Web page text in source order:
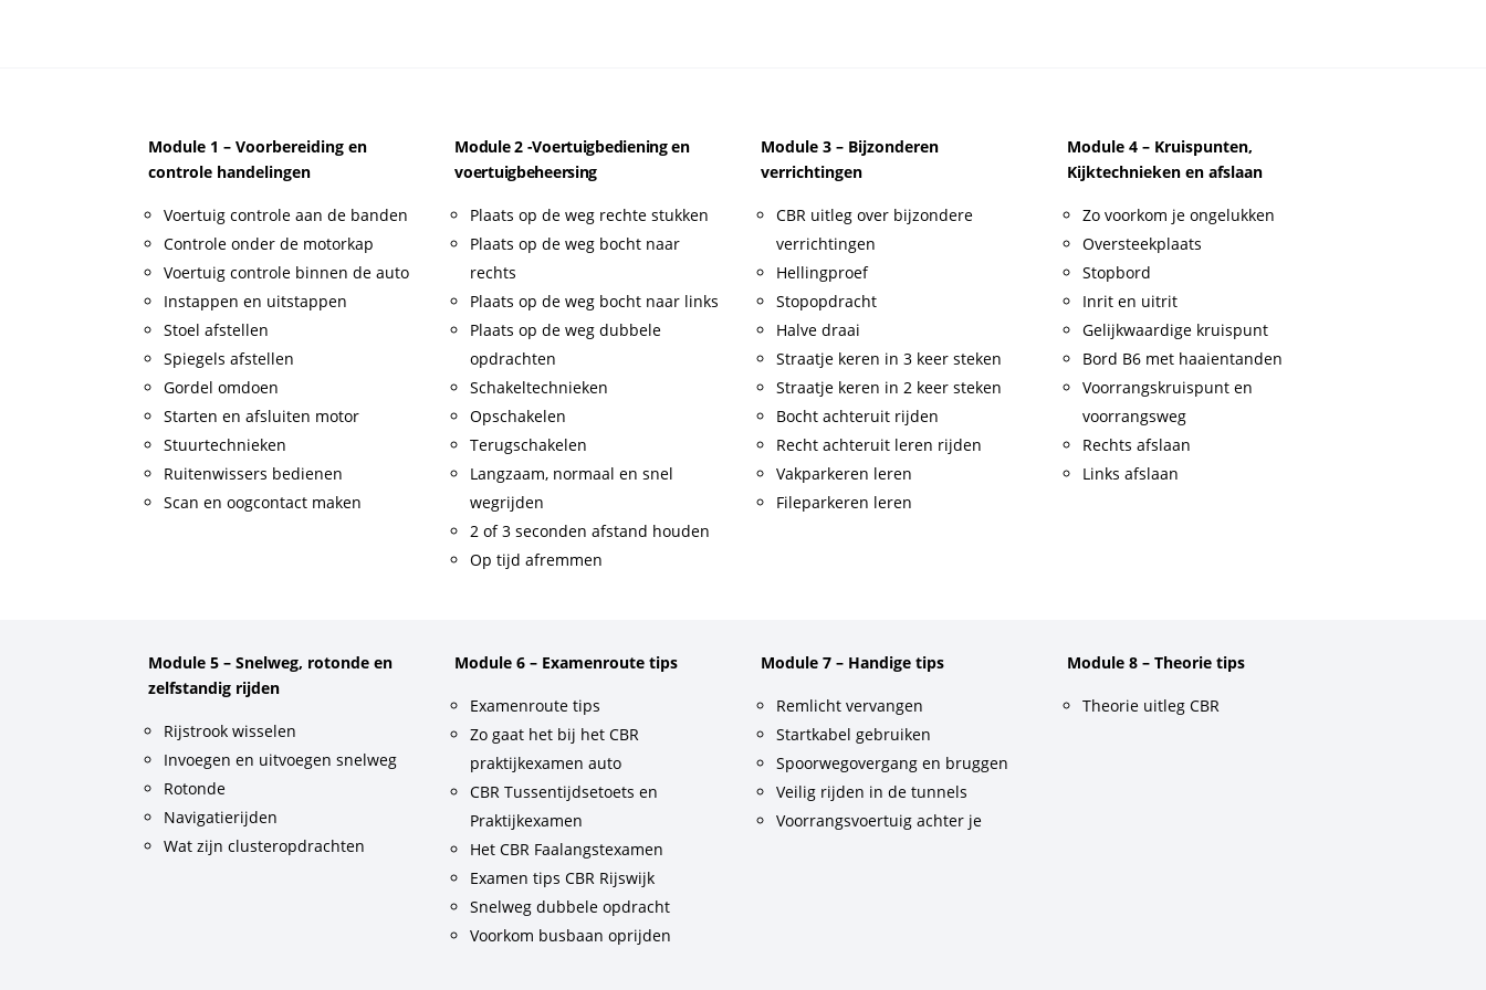
Module 1 – Voorbereiding en
controle handelingen
Voertuig controle aan de banden
Controle onder de motorkap
Voertuig controle binnen de auto
Instappen en uitstappen
Stoel afstellen
Spiegels afstellen
Gordel omdoen
Starten en afsluiten motor
Stuurtechnieken
Ruitenwissers bedienen
Scan en oogcontact maken
Module 2 -Voertuigbediening en
voertuigbeheersing
Plaats op de weg rechte stukken
Plaats op de weg bocht naar
rechts
Plaats op de weg bocht naar links
Plaats op de weg dubbele
opdrachten
Schakeltechnieken
Opschakelen
Terugschakelen
Langzaam, normaal en snel
wegrijden
2 of 3 seconden afstand houden
Op tijd afremmen
Module 3 – Bijzonderen
verrichtingen
CBR uitleg over bijzondere
verrichtingen
Hellingproef
Stopopdracht
Halve draai
Straatje keren in 3 keer steken
Straatje keren in 2 keer steken
Bocht achteruit rijden
Recht achteruit leren rijden
Vakparkeren leren
Fileparkeren leren
Module 4 – Kruispunten,
Kijktechnieken en afslaan
Zo voorkom je ongelukken
Oversteekplaats
Stopbord
Inrit en uitrit
Gelijkwaardige kruispunt
Bord B6 met haaientanden
Voorrangskruispunt en
voorrangsweg
Rechts afslaan
Links afslaan
Module 5 – Snelweg, rotonde en
zelfstandig rijden
Rijstrook wisselen
Invoegen en uitvoegen snelweg
Rotonde
Navigatierijden
Wat zijn clusteropdrachten
Module 6 – Examenroute tips
Examenroute tips
Zo gaat het bij het CBR
praktijkexamen auto
CBR Tussentijdsetoets en
Praktijkexamen
Het CBR Faalangstexamen
Examen tips CBR Rijswijk
Snelweg dubbele opdracht
Voorkom busbaan oprijden
Module 7 – Handige tips
Remlicht vervangen
Startkabel gebruiken
Spoorwegovergang en bruggen
Veilig rijden in de tunnels
Voorrangsvoertuig achter je
Module 8 – Theorie tips
Theorie uitleg CBR